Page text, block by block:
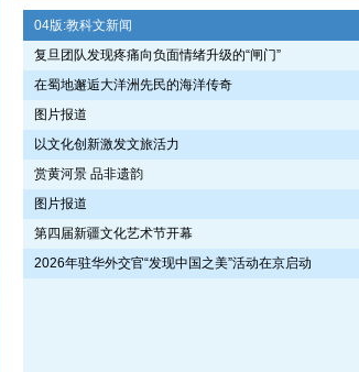
04版:教科文新闻
复旦团队发现疼痛向负面情绪升级的“闸门”
在蜀地邂逅大洋洲先民的海洋传奇
图片报道
以文化创新激发文旅活力
赏黄河景 品非遗韵
图片报道
第四届新疆文化艺术节开幕
2026年驻华外交官“发现中国之美”活动在京启动